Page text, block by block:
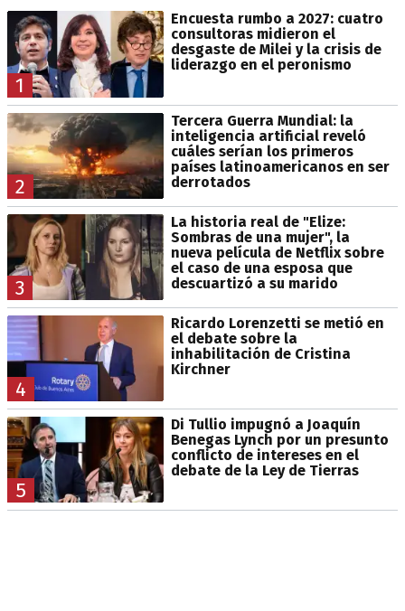
1
Encuesta rumbo a 2027: cuatro
consultoras midieron el
desgaste de Milei y la crisis de
liderazgo en el peronismo
2
Tercera Guerra Mundial: la
inteligencia artificial reveló
cuáles serían los primeros
países latinoamericanos en ser
derrotados
3
La historia real de "Elize:
Sombras de una mujer", la
nueva película de Netflix sobre
el caso de una esposa que
descuartizó a su marido
4
Ricardo Lorenzetti se metió en
el debate sobre la
inhabilitación de Cristina
Kirchner
5
Di Tullio impugnó a Joaquín
Benegas Lynch por un presunto
conflicto de intereses en el
debate de la Ley de Tierras